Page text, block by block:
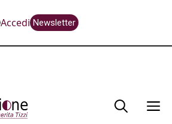
Accedi Newsletter